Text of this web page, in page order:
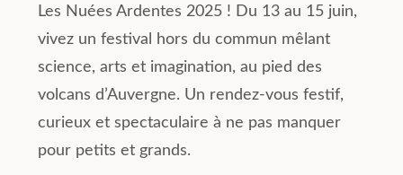
Les Nuées Ardentes 2025 ! Du 13 au 15 juin,
vivez un festival hors du commun mêlant
science, arts et imagination, au pied des
volcans d’Auvergne. Un rendez-vous festif,
curieux et spectaculaire à ne pas manquer
pour petits et grands.